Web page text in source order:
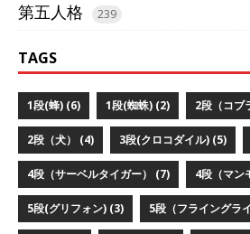
第五人格 239
TAGS
1段(蜂) (6) 1段(蜘蛛) (2) 2段（コブ
2段（犬） (4) 3段(クロコダイル) (5)
4段（サーベルタイガー） (7) 4段（マン
5段(グリフォン) (3) 5段（フライングラ